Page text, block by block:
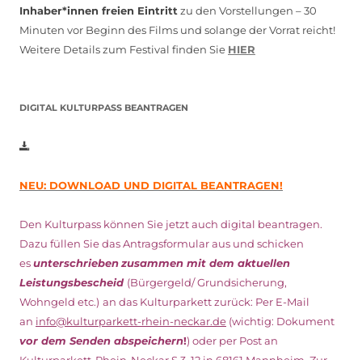
Inhaber*innen freien Eintritt zu den Vorstellungen – 30
Minuten vor Beginn des Films und solange der Vorrat reicht!
Weitere Details zum Festival finden Sie HIER
DIGITAL KULTURPASS BEANTRAGEN
NEU: DOWNLOAD UND DIGITAL BEANTRAGEN!
Den Kulturpass können Sie jetzt auch digital beantragen.
Dazu füllen Sie das Antragsformular aus und schicken
esunterschriebenzusammen mit dem aktuellen
Leistungsbescheid (Bürgergeld/ Grundsicherung,
Wohngeld etc.) an das Kulturparkett zurück: Per E-Mail
an info@kulturparkett-rhein-neckar.de (wichtig: Dokument
vor dem Senden abspeichern!) oder per Post an